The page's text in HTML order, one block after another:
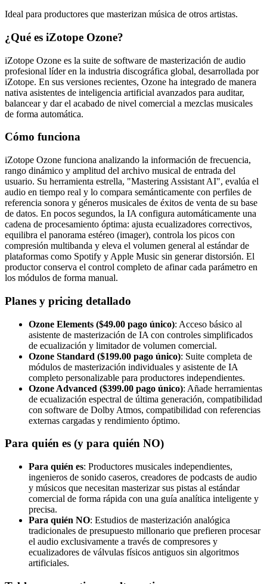
Ideal para productores que masterizan música de otros artistas.
¿Qué es iZotope Ozone?
iZotope Ozone es la suite de software de masterización de audio
profesional líder en la industria discográfica global, desarrollada por
iZotope. En sus versiones recientes, Ozone ha integrado de manera
nativa asistentes de inteligencia artificial avanzados para auditar,
balancear y dar el acabado de nivel comercial a mezclas musicales
de forma automática.
Cómo funciona
iZotope Ozone funciona analizando la información de frecuencia,
rango dinámico y amplitud del archivo musical de entrada del
usuario. Su herramienta estrella, "Mastering Assistant AI", evalúa el
audio en tiempo real y lo compara semánticamente con perfiles de
referencia sonora y géneros musicales de éxitos de venta de su base
de datos. En pocos segundos, la IA configura automáticamente una
cadena de procesamiento óptima: ajusta ecualizadores correctivos,
equilibra el panorama estéreo (imager), controla los picos con
compresión multibanda y eleva el volumen general al estándar de
plataformas como Spotify y Apple Music sin generar distorsión. El
productor conserva el control completo de afinar cada parámetro en
los módulos de forma manual.
Planes y pricing detallado
Ozone Elements ($49.00 pago único): Acceso básico al
asistente de masterización de IA con controles simplificados
de ecualización y limitador de volumen comercial.
Ozone Standard ($199.00 pago único): Suite completa de
módulos de masterización individuales y asistente de IA
completo personalizable para productores independientes.
Ozone Advanced ($399.00 pago único): Añade herramientas
de ecualización espectral de última generación, compatibilidad
con software de Dolby Atmos, compatibilidad con referencias
externas cargadas y rendimiento óptimo.
Para quién es (y para quién NO)
Para quién es: Productores musicales independientes,
ingenieros de sonido caseros, creadores de podcasts de audio
y músicos que necesitan masterizar sus pistas al estándar
comercial de forma rápida con una guía analítica inteligente y
precisa.
Para quién NO: Estudios de masterización analógica
tradicionales de presupuesto millonario que prefieren procesar
el audio exclusivamente a través de compresores y
ecualizadores de válvulas físicos antiguos sin algoritmos
artificiales.